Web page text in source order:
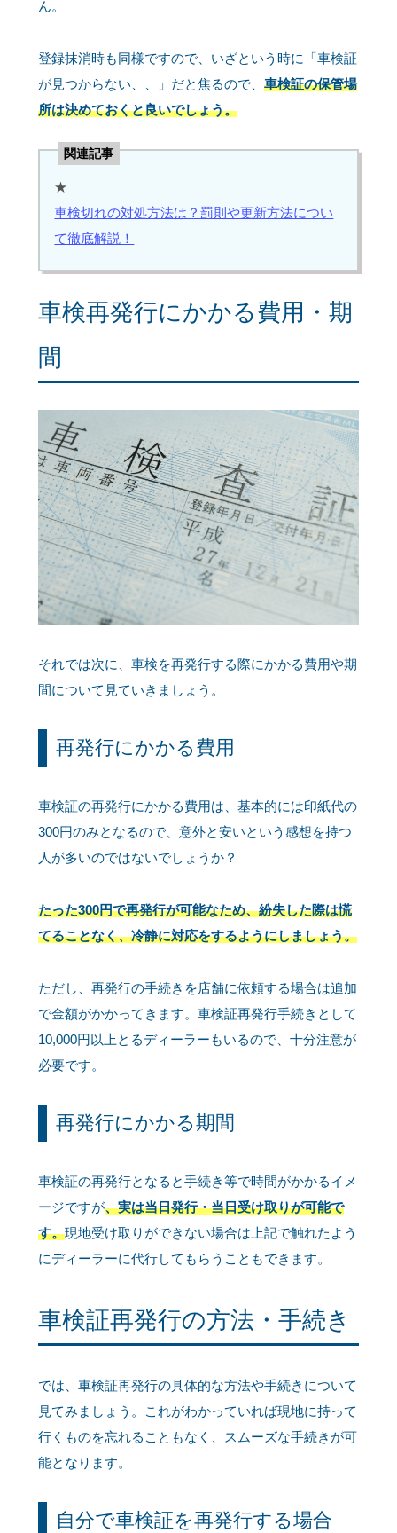
ん。
登録抹消時も同様ですので、いざという時に「車検証
が見つからない、、」だと焦るので、 車検証の保管場
所は決めておくと良いでしょう。
関連記事
★
車検切れの対処方法は？罰則や更新方法につい
て徹底解説！
車検再発行にかかる費用・期
間
それでは次に、車検を再発行する際にかかる費用や期
間について見ていきましょう。
再発行にかかる費用
車検証の再発行にかかる費用は、基本的には印紙代の
300円のみとなるので、意外と安いという感想を持つ
人が多いのではないでしょうか？
たった300円で再発行が可能なため、紛失した際は慌
てることなく、冷静に対応をするようにしましょう。
ただし、再発行の手続きを店舗に依頼する場合は追加
で金額がかかってきます。車検証再発行手続きとして
10,000円以上とるディーラーもいるので、十分注意が
必要です。
再発行にかかる期間
車検証の再発行となると手続き等で時間がかかるイメ
ージですが、実は当日発行・当日受け取りが可能で
す。現地受け取りができない場合は上記で触れたよう
にディーラーに代行してもらうこともできます。
車検証再発行の方法・手続き
では、車検証再発行の具体的な方法や手続きについて
見てみましょう。これがわかっていれば現地に持って
行くものを忘れることもなく、スムーズな手続きが可
能となります。
自分で車検証を再発行する場合